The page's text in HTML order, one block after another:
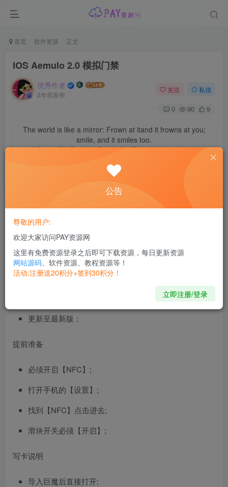
首页 软件资源 正文
IOS Aemulo 2.0 模拟门禁
优秀作者
2年前发布
关注 私信
0 90 9
The world is like a mirror: Frown at itand it frowns at you;
smile, and it smiles too.
世界犹如一面镜子：朝它皱眉它就朝你皱眉，朝它微笑它也吵你微笑
一款NFC模拟门禁软件，此款软件只能通过巨魔商店或者越
狱越狱安装。Aemulo 使用方法也很简单，巨魔商店安装后
打开软件直接添加卡片就行了，不过目前不支持加密卡片;兼
容性
iPhone：iOS 14.0+
iPad：iPadOS 14.0+
更新至最新版；
提前准备
必须开启【NFC】;
打开手机的【设置】;
找到【NFC】点击进去;
滑块开关必须【开启】;
写卡说明
导入巨魔后直接打开;
公告
尊敬的用户:
欢迎大家访问PAY资源网
这里有免费资源登录之后即可下载资源，每日更新资源
网站源码、软件资源、教程资源等！
活动:注册送20积分+签到30积分！
立即注册/登录